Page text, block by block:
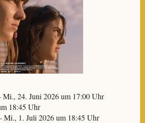
Mi., 24. Juni 2026 um 17:00 Uhr
18:45 Uhr
Mi., 1. Juli 2026 um 18:45 Uhr